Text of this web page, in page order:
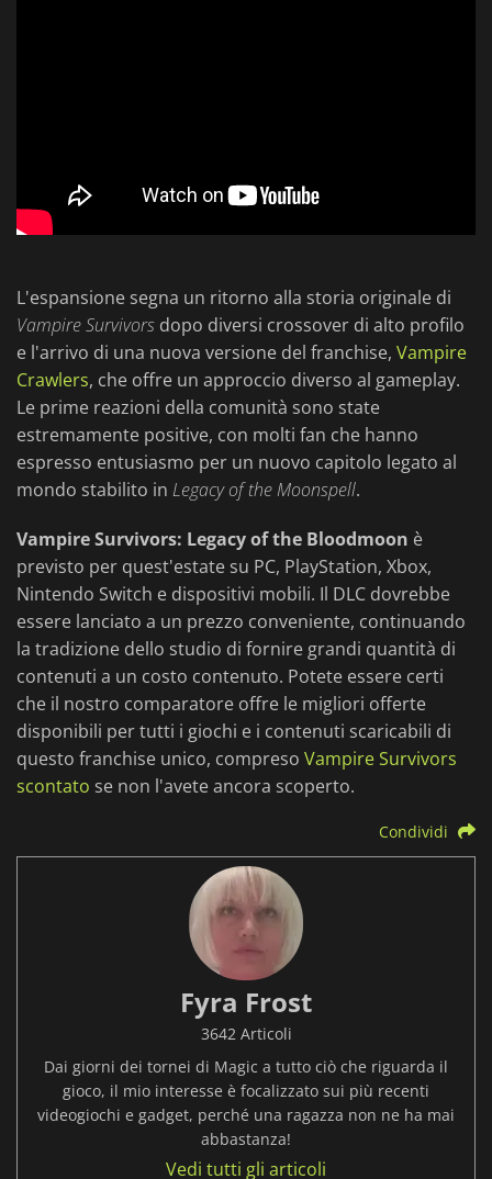
L'espansione segna un ritorno alla storia originale di
Vampire Survivors dopo diversi crossover di alto profilo
e l'arrivo di una nuova versione del franchise, Vampire
Crawlers, che offre un approccio diverso al gameplay.
Le prime reazioni della comunità sono state
estremamente positive, con molti fan che hanno
espresso entusiasmo per un nuovo capitolo legato al
mondo stabilito in Legacy of the Moonspell.
Vampire Survivors: Legacy of the Bloodmoon è
previsto per quest'estate su PC, PlayStation, Xbox,
Nintendo Switch e dispositivi mobili. Il DLC dovrebbe
essere lanciato a un prezzo conveniente, continuando
la tradizione dello studio di fornire grandi quantità di
contenuti a un costo contenuto. Potete essere certi
che il nostro comparatore offre le migliori offerte
disponibili per tutti i giochi e i contenuti scaricabili di
questo franchise unico, compreso Vampire Survivors
scontato se non l'avete ancora scoperto.
Condividi
Fyra Frost
3642 Articoli
Dai giorni dei tornei di Magic a tutto ciò che riguarda il
gioco, il mio interesse è focalizzato sui più recenti
videogiochi e gadget, perché una ragazza non ne ha mai
abbastanza!
Vedi tutti gli articoli